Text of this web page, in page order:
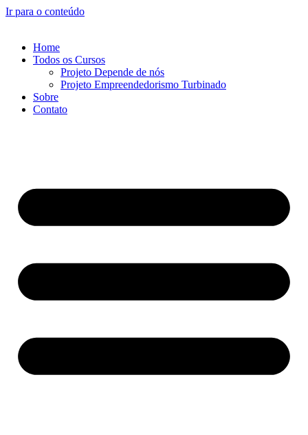
Ir para o conteúdo
Home
Todos os Cursos
Projeto Depende de nós
Projeto Empreendedorismo Turbinado
Sobre
Contato